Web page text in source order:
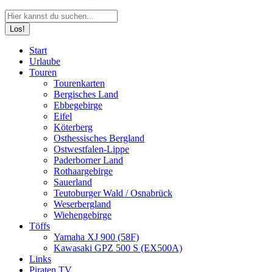
Search:
page
opens
page
opens
page
opens
Start
Urlaube
Touren
Tourenkarten
Bergisches Land
Ebbegebirge
Eifel
Köterberg
Osthessisches Bergland
Ostwestfalen-Lippe
Paderborner Land
Rothaargebirge
Sauerland
Teutoburger Wald / Osnabrück
Weserbergland
Wiehengebirge
Töffs
Yamaha XJ 900 (58F)
Kawasaki GPZ 500 S (EX500A)
Links
Piraten TV